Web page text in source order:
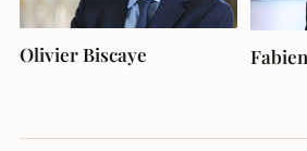
Olivier Biscaye